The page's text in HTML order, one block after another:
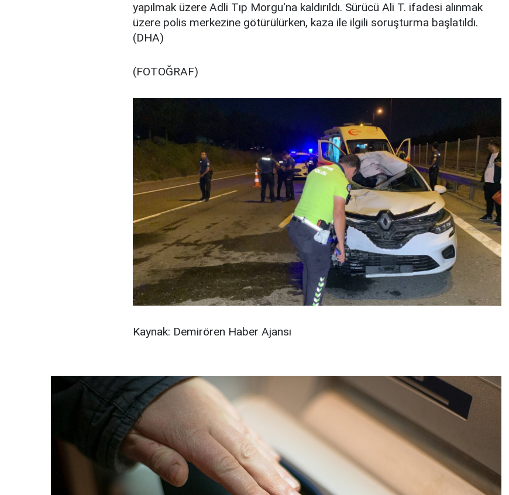
yapılmak üzere Adli Tıp Morgu'na kaldırıldı. Sürücü Ali T. ifadesi alınmak
üzere polis merkezine götürülürken, kaza ile ilgili soruşturma başlatıldı.
(DHA)
(FOTOĞRAF)
Kaynak: Demirören Haber Ajansı